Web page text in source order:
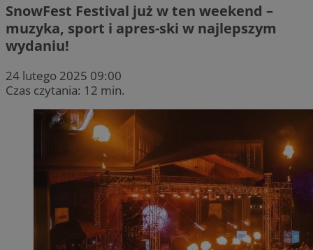
SnowFest Festival już w ten weekend –
muzyka, sport i apres-ski w najlepszym
wydaniu!
24 lutego 2025 09:00
Czas czytania: 12 min.